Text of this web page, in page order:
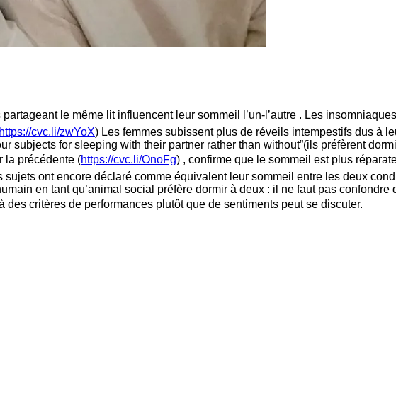
le même lit influencent leur sommeil l’un-l’autre . Les
https://cvc.li/zwYoX) Les femmes subissent plus de réveils intempestifs dus à
subjects for sleeping with their partner rather than without”(ils préfèrent
la précédente (https://cvc.li/OnoFg) , confirme que le sommeil est plus
ont encore déclaré comme équivalent leur sommeil entre les deux
en tant qu’animal social préfère dormir à deux : il ne faut pas
des critères de performances plutôt que de sentiments peut se discuter.